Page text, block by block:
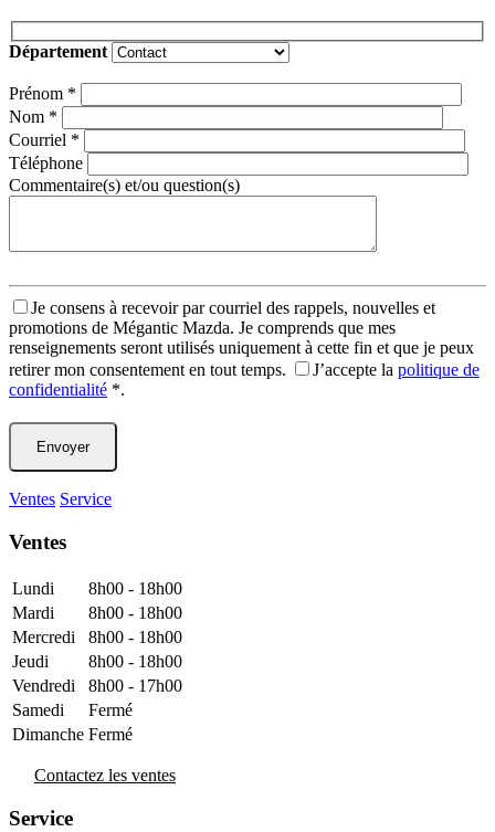
Département
Prénom *
Nom *
Courriel *
Téléphone
Commentaire(s) et/ou question(s)
Je consens à recevoir par courriel des rappels, nouvelles et
promotions de Mégantic Mazda. Je comprends que mes
renseignements seront utilisés uniquement à cette fin et que je peux
retirer mon consentement en tout temps.
J’accepte la politique de
confidentialité *.
Ventes Service
Ventes
Lundi
8h00 - 18h00
Mardi
8h00 - 18h00
Mercredi
8h00 - 18h00
Jeudi
8h00 - 18h00
Vendredi
8h00 - 17h00
Samedi
Fermé
Dimanche Fermé
Contactez les ventes
Service